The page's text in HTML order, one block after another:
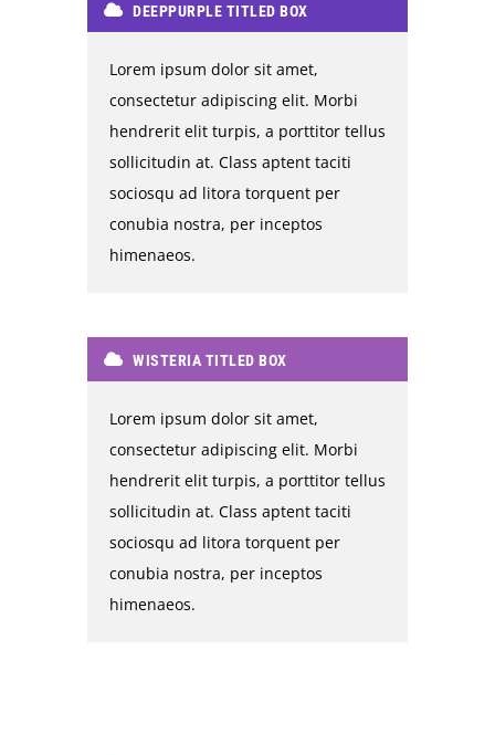
DEEPPURPLE TITLED BOX
Lorem ipsum dolor sit amet,
consectetur adipiscing elit. Morbi
hendrerit elit turpis, a porttitor tellus
sollicitudin at. Class aptent taciti
sociosqu ad litora torquent per
conubia nostra, per inceptos
himenaeos.
WISTERIA TITLED BOX
Lorem ipsum dolor sit amet,
consectetur adipiscing elit. Morbi
hendrerit elit turpis, a porttitor tellus
sollicitudin at. Class aptent taciti
sociosqu ad litora torquent per
conubia nostra, per inceptos
himenaeos.